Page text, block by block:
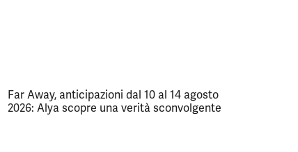
Far Away, anticipazioni dal 10 al 14 agosto
2026: Alya scopre una verità sconvolgente